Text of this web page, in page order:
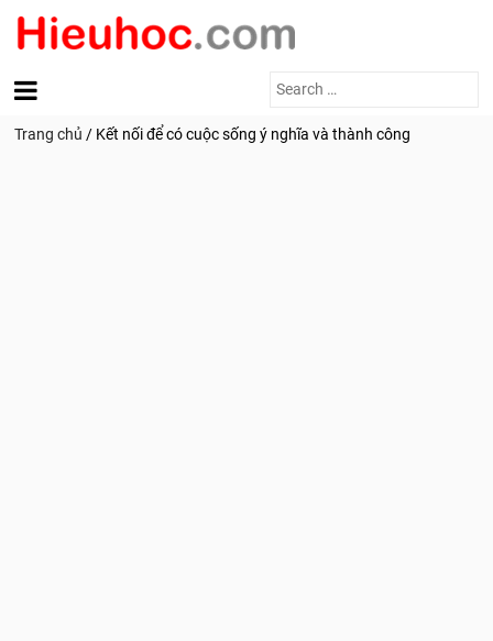
Search
Trang chủ / Kết nối để có cuộc sống ý nghĩa và thành công